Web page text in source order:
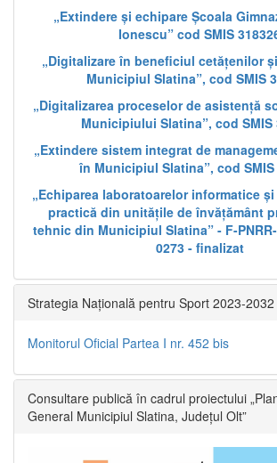
„Extindere și echipare Școala
Ionescu” cod SMIS
„Digitalizare în beneficiul cetățenilor
Municipiul Slatina”, cod SMIS
„Digitalizarea proceselor de asistență
Municipiului Slatina”, cod SMIS
„Extindere sistem integrat de
în Municipiul Slatina”, cod SMIS
„Echiparea laboratoarelor informatice
practică din unitățile de învățământ
tehnic din Municipiul Slatina” - F-
0273 - finalizat
Strategia Națională pentru Sport 2023-2032
Monitorul Oficial Partea I nr. 452 bis
Consultare publică în cadrul proiectului
General Municipiul Slatina, Județul Olt”